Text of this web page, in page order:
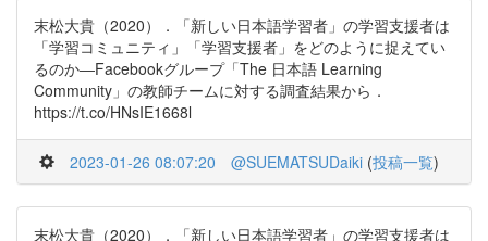
末松大貴（2020）．「新しい日本語学習者」の学習支援者は
「学習コミュニティ」「学習支援者」をどのように捉えてい
るのか―Facebookグループ「The 日本語 Learning
Community」の教師チームに対する調査結果から．
https://t.co/HNsIE1668l
2023-01-26 08:07:20 @SUEMATSUDaiki (投稿一覧)
末松大貴（2020）．「新しい日本語学習者」の学習支援者は